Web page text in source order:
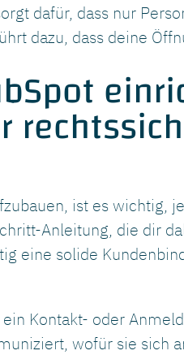
dafür, dass nur
dazu, dass deine
ist es wichtig,
Anleitung, die dir
eine solide
Kontakt- oder
wofür sie sich